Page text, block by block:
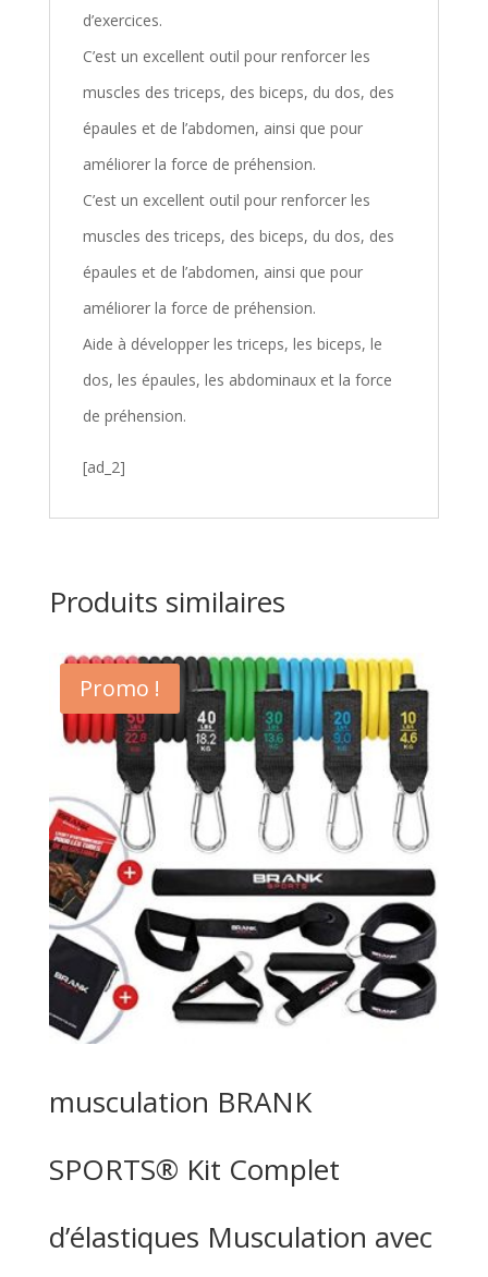
d’exercices.
C’est un excellent outil pour renforcer les
muscles des triceps, des biceps, du dos, des
épaules et de l’abdomen, ainsi que pour
améliorer la force de préhension.
C’est un excellent outil pour renforcer les
muscles des triceps, des biceps, du dos, des
épaules et de l’abdomen, ainsi que pour
améliorer la force de préhension.
Aide à développer les triceps, les biceps, le
dos, les épaules, les abdominaux et la force
de préhension.
[ad_2]
Produits similaires
Promo !
musculation BRANK
SPORTS® Kit Complet
d’élastiques Musculation avec